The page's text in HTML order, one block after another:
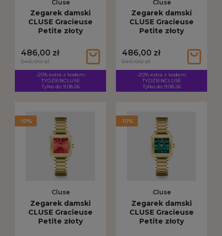
Cluse
Zegarek damski
CLUSE Gracieuse
Petite złoty
486,00 zł
540,00 zł
-20% extra z kodem:
TYDZIENCLUSE
Tylko do 9.08.26
Cluse
Zegarek damski
CLUSE Gracieuse
Petite złoty
486,00 zł
540,00 zł
-20% extra z kodem:
TYDZIENCLUSE
Tylko do 9.08.26
Cluse
Zegarek damski
CLUSE Gracieuse
Petite złoty
-10%
Cluse
Zegarek damski
CLUSE Gracieuse
Petite złoty
-10%